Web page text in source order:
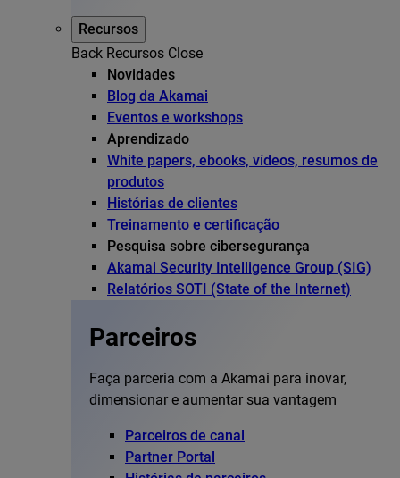
Recursos
Back Recursos Close
Novidades
Blog da Akamai
Eventos e workshops
Aprendizado
White papers, ebooks, vídeos, resumos de
produtos
Histórias de clientes
Treinamento e certificação
Pesquisa sobre cibersegurança
Akamai Security Intelligence Group (SIG)
Relatórios SOTI (State of the Internet)
Parceiros
Faça parceria com a Akamai para inovar,
dimensionar e aumentar sua vantagem
Parceiros de canal
Partner Portal